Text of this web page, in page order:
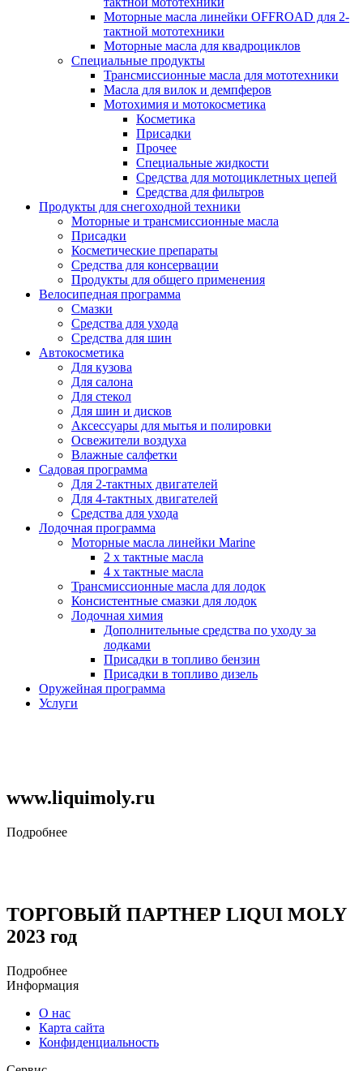
Моторные масла линейки OFFROAD для 2-
тактной мототехники
Моторные масла для квадроциклов
Специальные продукты
Трансмиссионные масла для мототехники
Масла для вилок и демпферов
Мотохимия и мотокосметика
Косметика
Присадки
Прочее
Специальные жидкости
Средства для мотоциклетных цепей
Средства для фильтров
Продукты для снегоходной техники
Моторные и трансмиссионные масла
Присадки
Косметические препараты
Средства для консервации
Продукты для общего применения
Велосипедная программа
Смазки
Средства для ухода
Средства для шин
Автокосметика
Для кузова
Для салона
Для стекол
Для шин и дисков
Аксессуары для мытья и полировки
Освежители воздуха
Влажные салфетки
Садовая программа
Для 2-тактных двигателей
Для 4-тактных двигателей
Средства для ухода
Лодочная программа
Моторные масла линейки Marine
2 х тактные масла
4 х тактные масла
Трансмиссионные масла для лодок
Консистентные смазки для лодок
Лодочная химия
Дополнительные средства по уходу за
лодками
Присадки в топливо бензин
Присадки в топливо дизель
Оружейная программа
Услуги
www.liquimoly.ru
Подробнее
ТОРГОВЫЙ ПАРТНЕР LIQUI MOLY
2023 год
Подробнее
Информация
О нас
Карта сайта
Конфиденциальность